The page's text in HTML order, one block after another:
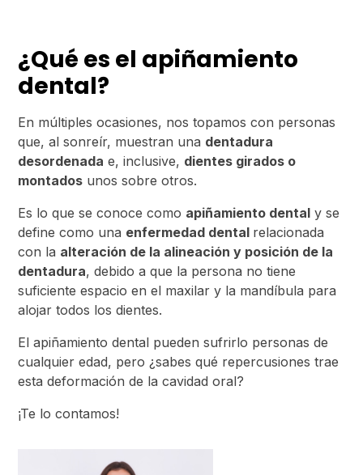
¿Qué es el apiñamiento
dental?
En múltiples ocasiones, nos topamos con personas
que, al sonreír, muestran una dentadura
desordenada e, inclusive, dientes girados o
montados unos sobre otros.
Es lo que se conoce como apiñamiento dental y se
define como una enfermedad dental relacionada
con la alteración de la alineación y posición de la
dentadura, debido a que la persona no tiene
suficiente espacio en el maxilar y la mandíbula para
alojar todos los dientes.
El apiñamiento dental pueden sufrirlo personas de
cualquier edad, pero ¿sabes qué repercusiones trae
esta deformación de la cavidad oral?
¡Te lo contamos!